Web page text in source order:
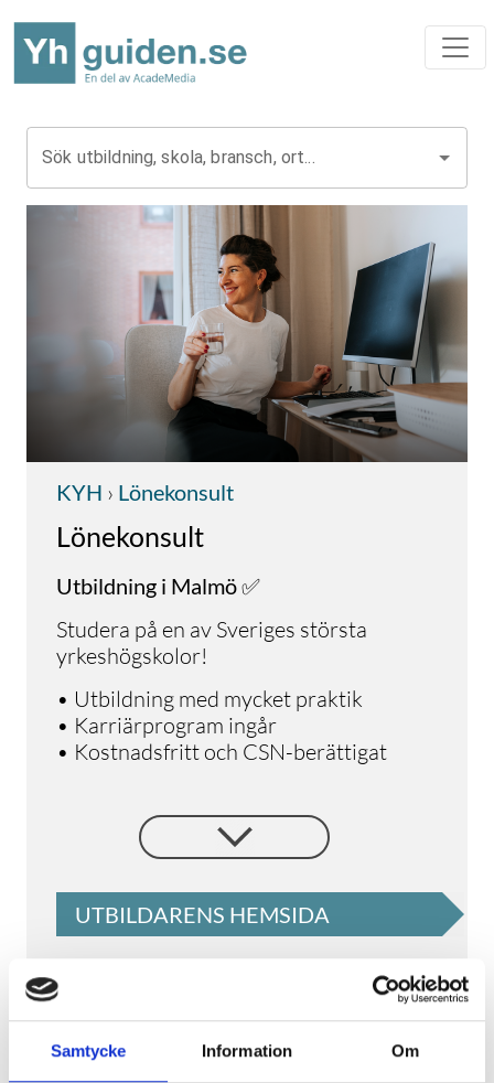
Samtycke Information Om
Sök utbildning, skola, bransch, ort...
KYH › Lönekonsult
Lönekonsult
Utbildning i Malmö ✅
Studera på en av Sveriges största
yrkeshögskolor!
• Utbildning med mycket praktik
• Karriärprogram ingår
• Kostnadsfritt och CSN-berättigat
med arbetslivet så att du ska få den
kompetens som efterfrågas i branschen.
framtid.
Om rollen som lönekonsult
Som lönekonsult arbetar du med
löneadministration genom hela
löneprocessen. Du hanterar,
implementerar och förvaltar digitala
UTBILDARENS HEMSIDA
KYH